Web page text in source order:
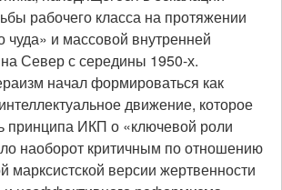
рабочего класса на протяжении
чуда» и массовой внутренней
Север с середины 1950-х.
начал формироваться как
движение, которое
принципа ИКП о «ключевой роли
наоборот критичным по отношению
марксистской версии жертвенности